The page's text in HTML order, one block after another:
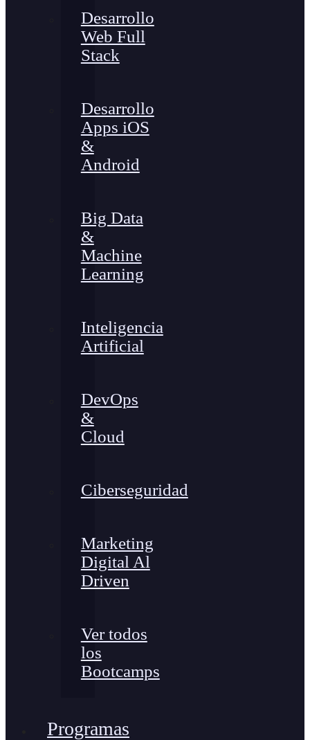
Desarrollo
Web Full
Stack
Desarrollo
Apps iOS
&
Android
Big Data
&
Machine
Learning
Inteligencia
Artificial
DevOps
&
Cloud
Ciberseguridad
Marketing
Digital Al
Driven
Ver todos
los
Bootcamps
Programas